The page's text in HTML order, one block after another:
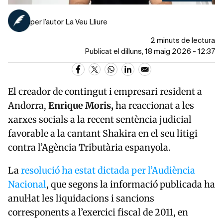
per l’autor La Veu Lliure
2 minuts de lectura
Publicat el dilluns, 18 maig 2026 - 12:37
El creador de contingut i empresari resident a
Andorra, EnriqueMoris, ha reaccionat a les
xarxes socials a la recent sentència judicial
favorable a la cantant Shakiraen el seu litigi
contra l’Agència Tributària espanyola.
Laresolució ha estat dictada per l’Audiència
Nacional, que segons la informació publicada ha
anul·lat les liquidacions i sancions
corresponents a l’exercici fiscal de 2011, en